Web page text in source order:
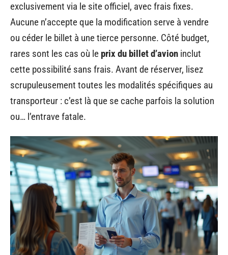
exclusivement via le site officiel, avec frais fixes.
Aucune n’accepte que la modification serve à vendre
ou céder le billet à une tierce personne. Côté budget,
rares sont les cas où le prix du billet d’avion inclut
cette possibilité sans frais. Avant de réserver, lisez
scrupuleusement toutes les modalités spécifiques au
transporteur : c’est là que se cache parfois la solution
ou… l’entrave fatale.